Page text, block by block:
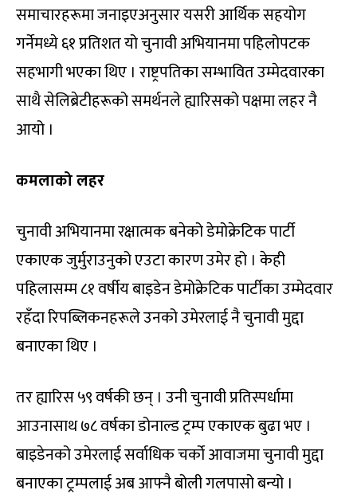
समाचारहरूमा जनाइएअनुसार यसरी आर्थिक सहयोग
गर्नेमध्ये ६१ प्रतिशत यो चुनावी अभियानमा पहिलोपटक
सहभागी भएका थिए । राष्ट्रपतिका सम्भावित उम्मेदवारका
साथै सेलिब्रेटीहरूको समर्थनले ह्यारिसको पक्षमा लहर नै
आयो ।
कमलाको लहर
चुनावी अभियानमा रक्षात्मक बनेको डेमोक्रेटिक पार्टी
एकाएक जुर्मुराउनुको एउटा कारण उमेर हो । केही
पहिलासम्म ८१ वर्षीय बाइडेन डेमोक्रेटिक पार्टीका उम्मेदवार
रहँदा रिपब्लिकनहरूले उनको उमेरलाई नै चुनावी मुद्दा
बनाएका थिए ।
तर ह्यारिस ५९ वर्षकी छन् । उनी चुनावी प्रतिस्पर्धामा
आउनासाथ ७८ वर्षका डोनाल्ड ट्रम्प एकाएक बुढा भए ।
बाइडेनको उमेरलाई सर्वाधिक चर्को आवाजमा चुनावी मुद्दा
बनाएका ट्रम्पलाई अब आफ्नै बोली गलपासो बन्यो ।